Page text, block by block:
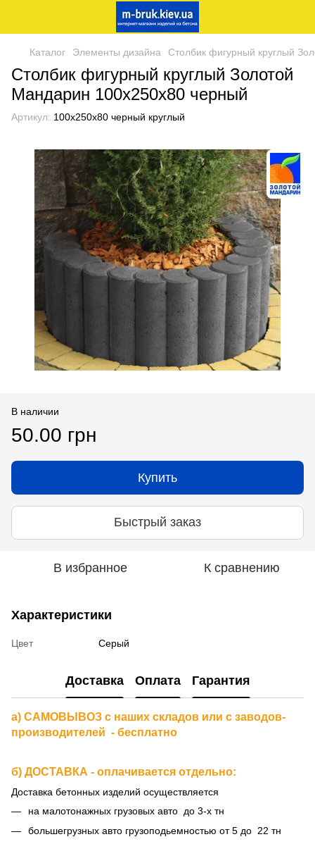
Каталог Элементы дизайна Столбик фигурный круглый
Столбик фигурный круглый Золотой
Мандарин 100х250х80 черный
Артикул: 100х250х80 черный круглый
В наличии
50.00 грн
Купить
Быстрый заказ
В избранное К сравнению
Характеристики
Цвет Серый
Доставка Оплата Гарантия
а) САМОВЫВОЗ с наших складов или с заводов-
производителей - бесплатно
б) ДОСТАВКА - оплачивается отдельно:
Доставка бетонных изделий осуществляется
на малотонажных грузовых авто до 3-х тн
большегрузных авто грузоподьемностью от 5 до 22 тн